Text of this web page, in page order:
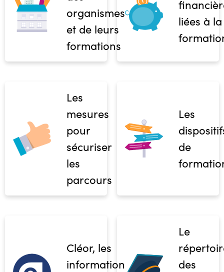
organismes
et de leurs
formations
liées à la
Les
mesures
pour
sécuriser
les
parcours
Les
de
Cléor, les
informations
Le
des